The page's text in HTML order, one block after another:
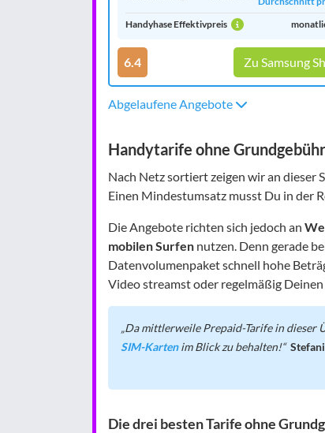
Handyhase Effektivpreis
6.4 Zu Samsung
Abgelaufene Angebote
Handytarife ohne
Nach Netz sortiert zeigen wir an dieser
Einen Mindestumsatz musst Du in der
Die Angebote richten sich jedoch an
mobilen Surfen nutzen. Denn gerade
Datenvolumenpaket schnell hohe
Video streamst oder regelmäßig
Da mittlerweile Prepaid-Tarife in dieser
SIM-Kartenim Blick zu behalten!
Die drei besten Tarife ohne